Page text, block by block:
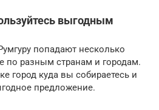
выгодным
попадают несколько
по разным странам и городам.
город куда вы собираетесь и
предложение.